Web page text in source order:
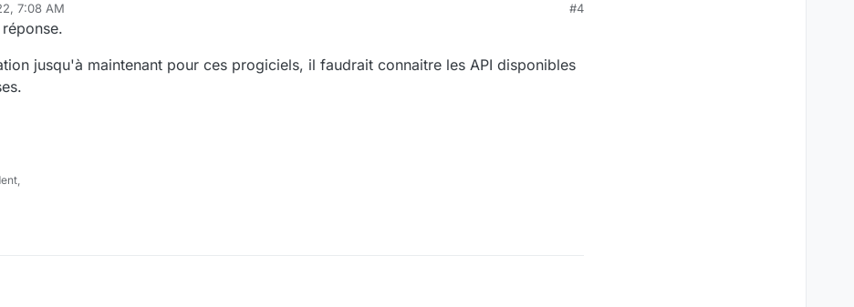
7:08 AM #4
jusqu'à maintenant pour ces progiciels, il faudrait connaitre les API disponibles